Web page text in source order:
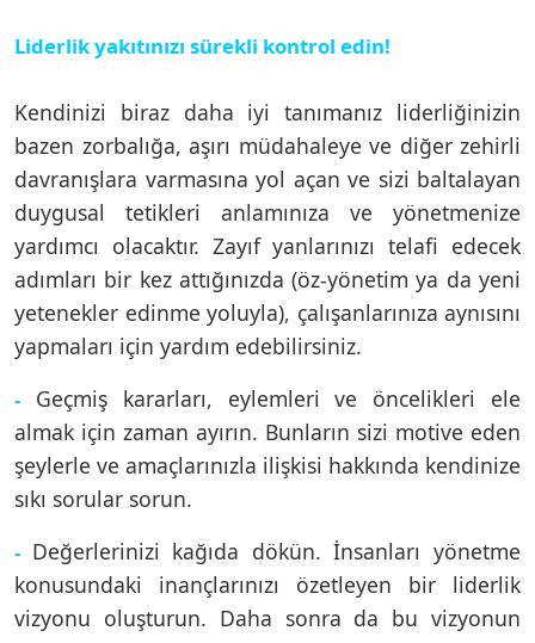
Liderlik yakıtınızı sürekli kontrol edin!
Kendinizi biraz daha iyi tanımanız liderliğinizin
bazen zorbalığa, aşırı müdahaleye ve diğer zehirli
davranışlara varmasına yol açan ve sizi baltalayan
duygusal tetikleri anlamınıza ve yönetmenize
yardımcı olacaktır. Zayıf yanlarınızı telafi edecek
adımları bir kez attığınızda (öz-yönetim ya da yeni
yetenekler edinme yoluyla), çalışanlarınıza aynısını
yapmaları için yardım edebilirsiniz.
- Geçmiş kararları, eylemleri ve öncelikleri ele
almak için zaman ayırın. Bunların sizi motive eden
şeylerle ve amaçlarınızla ilişkisi hakkında kendinize
sıkı sorular sorun.
- Değerlerinizi kağıda dökün. İnsanları yönetme
konusundaki inançlarınızı özetleyen bir liderlik
vizyonu oluşturun. Daha sonra da bu vizyonun